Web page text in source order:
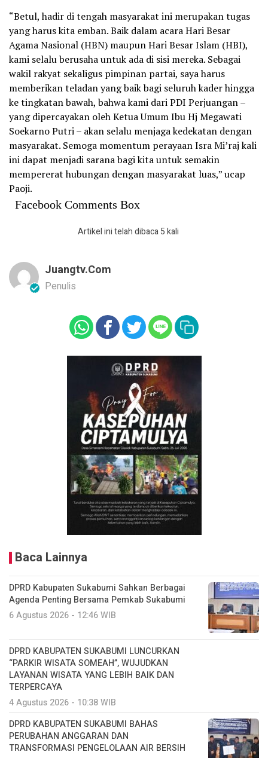
“Betul, hadir di tengah masyarakat ini merupakan tugas
yang harus kita emban. Baik dalam acara Hari Besar
Agama Nasional (HBN) maupun Hari Besar Islam (HBI),
kami selalu berusaha untuk ada di sisi mereka. Sebagai
wakil rakyat sekaligus pimpinan partai, saya harus
memberikan teladan yang baik bagi seluruh kader hingga
ke tingkatan bawah, bahwa kami dari PDI Perjuangan –
yang dipercayakan oleh Ketua Umum Ibu Hj Megawati
Soekarno Putri – akan selalu menjaga kedekatan dengan
masyarakat. Semoga momentum perayaan Isra Mi’raj kali
ini dapat menjadi sarana bagi kita untuk semakin
mempererat hubungan dengan masyarakat luas,” ucap
Paoji.
Facebook Comments Box
Artikel ini telah dibaca 5 kali
Juangtv.com
Penulis
Baca Lainnya
DPRD Kabupaten Sukabumi Sahkan Berbagai
Agenda Penting Bersama Pemkab Sukabumi
6 Agustus 2026 - 12:46 WIB
DPRD KABUPATEN SUKABUMI LUNCURKAN
“PARKIR WISATA SOMEAH”, WUJUDKAN
LAYANAN WISATA YANG LEBIH BAIK DAN
TERPERCAYA
4 Agustus 2026 - 10:38 WIB
DPRD KABUPATEN SUKABUMI BAHAS
PERUBAHAN ANGGARAN DAN
TRANSFORMASI PENGELOLAAN AIR BERSIH